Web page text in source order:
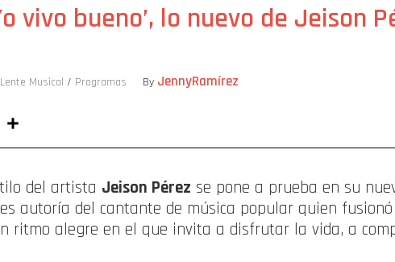
vivo bueno’, lo nuevo de Jeison
Lente Musical / Programas By JennyRamírez
Email
del artista Jeison Pérez se pone a prueba en su
autoría del cantante de música popular quien
ritmo alegre en el que invita a disfrutar la vida, a